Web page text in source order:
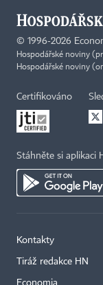
© 1996-2026
Hospodářské noviny
Hospodářské noviny
Certifikováno
Stáhněte si aplikaci
Kontakty
Tiráž redakce HN
Economia